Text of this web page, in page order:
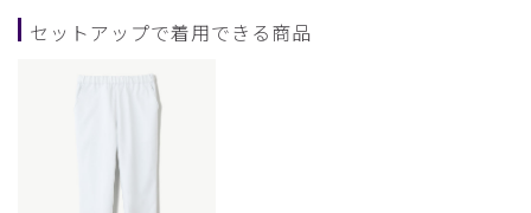
セットアップで着用できる商品